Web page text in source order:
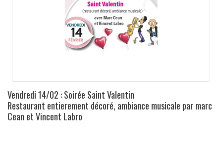
Vendredi 14/02 : Soirée Saint Valentin
Restaurant entierement décoré, ambiance musicale par marc
Cean et Vincent Labro